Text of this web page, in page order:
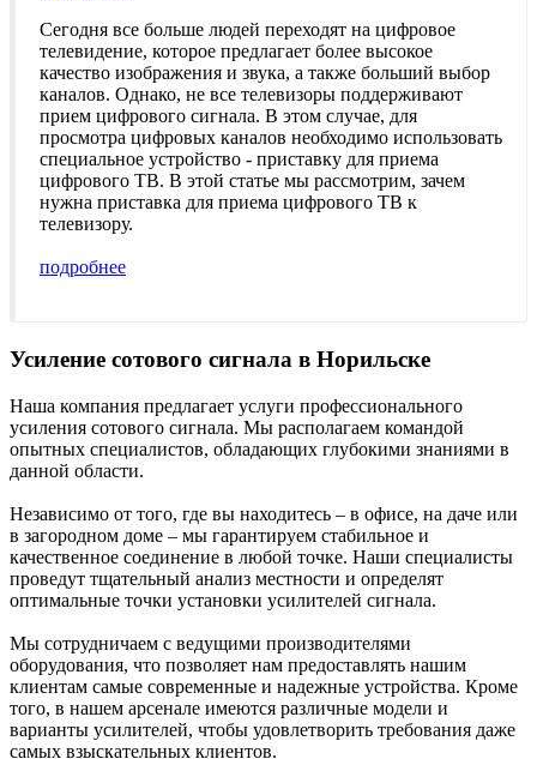
Сегодня все больше людей переходят на цифровое
телевидение, которое предлагает более высокое
качество изображения и звука, а также больший выбор
каналов. Однако, не все телевизоры поддерживают
прием цифрового сигнала. В этом случае, для
просмотра цифровых каналов необходимо использовать
специальное устройство - приставку для приема
цифрового ТВ. В этой статье мы рассмотрим, зачем
нужна приставка для приема цифрового ТВ к
телевизору.
подробнее
Усиление сотового сигнала в Норильске
Наша компания предлагает услуги профессионального
усиления сотового сигнала. Мы располагаем командой
опытных специалистов, обладающих глубокими знаниями в
данной области.
Независимо от того, где вы находитесь – в офисе, на даче или
в загородном доме – мы гарантируем стабильное и
качественное соединение в любой точке. Наши специалисты
проведут тщательный анализ местности и определят
оптимальные точки установки усилителей сигнала.
Мы сотрудничаем с ведущими производителями
оборудования, что позволяет нам предоставлять нашим
клиентам самые современные и надежные устройства. Кроме
того, в нашем арсенале имеются различные модели и
варианты усилителей, чтобы удовлетворить требования даже
самых взыскательных клиентов.